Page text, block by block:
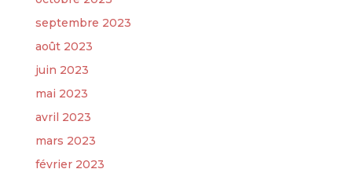
septembre 2023
août 2023
juin 2023
mai 2023
avril 2023
mars 2023
février 2023